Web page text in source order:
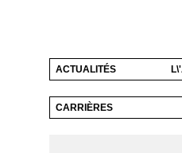
ACTUALITÉS
CARRIÈRES